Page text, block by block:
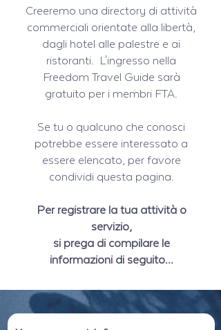
Creeremo una directory di attività
commerciali orientate alla libertà,
dagli hotel alle palestre e ai
ristoranti. L'ingresso nella
Freedom Travel Guide sarà
gratuito per i membri FTA.
Se tu o qualcuno che conosci
potrebbe essere interessato a
essere elencato, per favore
condividi questa pagina.
Per registrare la tua attività o
servizio,
si prega di compilare le
informazioni di seguito...